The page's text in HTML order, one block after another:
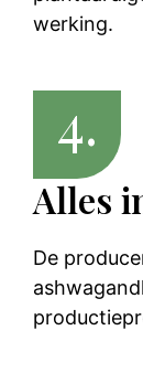
werking.
4.
Alles
De